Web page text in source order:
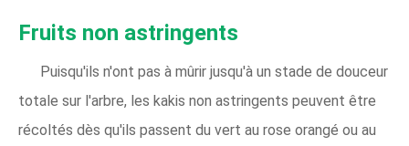
Fruits non astringents
Puisqu'ils n'ont pas à mûrir jusqu'à un stade de douceur
totale sur l'arbre, les kakis non astringents peuvent être
récoltés dès qu'ils passent du vert au rose orangé ou au